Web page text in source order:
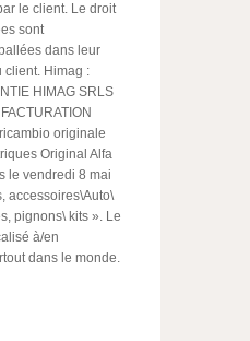
le client. Le droit
sont
dans leur
client. Himag :
HIMAG SRLS
originale
Original Alfa
le vendredi 8 mai
accessoires\Auto\
pignons\ kits ». Le
à/en
dans le monde.